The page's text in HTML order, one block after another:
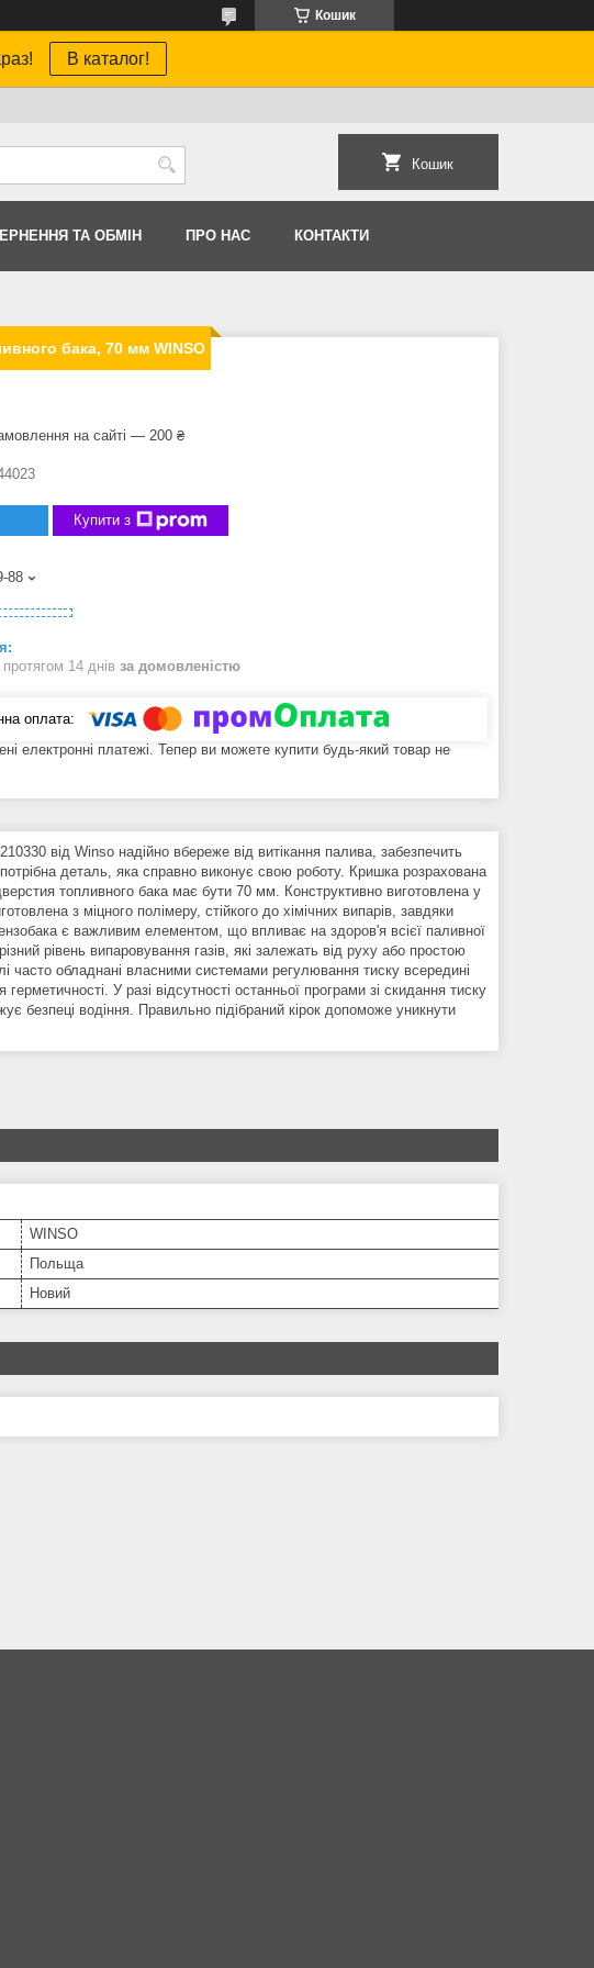
Кошик
В каталог!
Кошик
ТА ОБМIН ПРО НАС КОНТАКТИ
бака, 70 мм WINSO
на сайті — 200 ₴
Купити з
88
14 днів за домовленістю
електронні платежі. Тепер ви можете купити будь-який товар не
від Winso надійно вбереже від витікання палива, забезпечить
деталь, яка справно виконує свою роботу. Кришка розрахована
топливного бака має бути 70 мм. Конструктивно виготовлена ​​у
​​з міцного полімеру, стійкого до хімічних випарів, завдяки
є важливим елементом, що впливає на здоров'я всієї паливної
рівень випаровування газів, які залежать від руху або простою
часто обладнані власними системами регулювання тиску всередині
У разі відсутності останньої програми зі скидання тиску
безпеці водіння. Правильно підібраний кірок допоможе уникнути
WINSO
Польща
Новий